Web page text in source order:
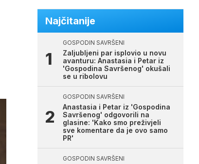
Najčitanije
GOSPODIN SAVRŠENI
Zaljubljeni par isplovio u novu
avanturu: Anastasia i Petar iz
'Gospodina Savršenog' okušali
se u ribolovu
GOSPODIN SAVRŠENI
Anastasia i Petar iz 'Gospodina
Savršenog' odgovorili na
glasine: 'Kako smo preživjeli
sve komentare da je ovo samo
PR'
GOSPODIN SAVRŠENI